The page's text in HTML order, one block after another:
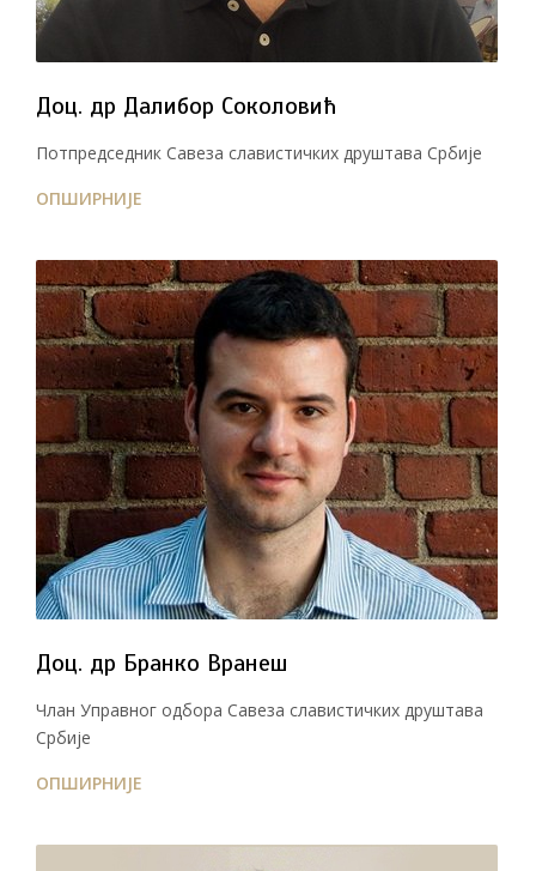
Доц. др Далибор Соколовић
Потпредседник Савеза славистичких друштава Србије
ОПШИРНИЈЕ
Доц. др Бранко Вранеш
Члан Управног одбора Савеза славистичких друштава
Србије
ОПШИРНИЈЕ